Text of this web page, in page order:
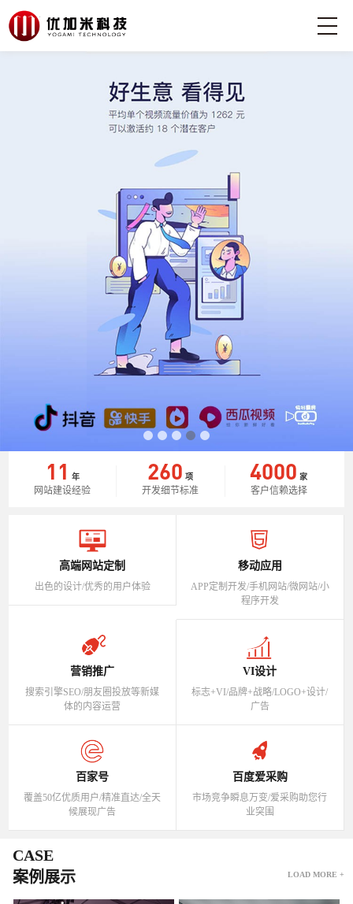
11 年
网站建设经验
260 项
开发细节标准
4000 家
客户信赖选择
高端网站定制
出色的设计/优秀的用户体验
移动应用
APP定制开发/手机网站/微网站/小
程序开发
营销推广
搜索引擎SEO/朋友圈投放等新媒
体的内容运营
VI设计
标志+VI/品牌+战略/LOGO+设计/
广告
百家号
覆盖50亿优质用户/精准直达/全天
候展现广告
百度爱采购
市场竞争瞬息万变/爱采购助您行
业突围
CASE
案例展示
LOAD MORE +